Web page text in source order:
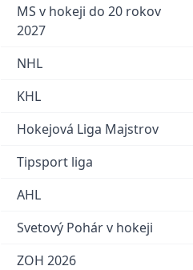
MS v hokeji do 20 rokov
2027
NHL
KHL
Hokejová Liga Majstrov
Tipsport liga
AHL
Svetový Pohár v hokeji
ZOH 2026
už v prvej minúte
Argentíny, denník
jeho otca
po góle odhalil dres,
po strate otca
za pár minút: Hrdinom
Polťák